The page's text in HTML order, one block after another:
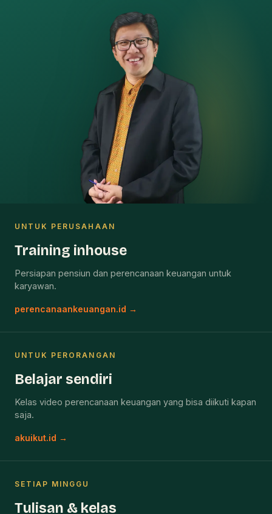
UNTUK PERUSAHAAN
Training inhouse
Persiapan pensiun dan perencanaan keuangan untuk
karyawan.
perencanaankeuangan.id →
UNTUK PERORANGAN
Belajar sendiri
Kelas video perencanaan keuangan yang bisa diikuti kapan
saja.
akuikut.id →
SETIAP MINGGU
Tulisan & kelas